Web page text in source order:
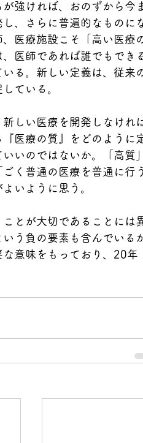
強ければ、おのずから今
、さらに普遍的なものに
医療施設こそ「高い医療
医師であれば誰でもでき
る。新しい定義は、従来
促している。
しい医療を開発しなけれ
医療の質』をどのように
いのではないか。「高質
く普通の医療を普通に行
いように思う。
とが大切であることには
う負の要素も含んでいる
意味をもっており、20年